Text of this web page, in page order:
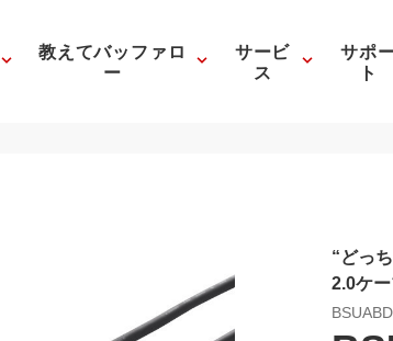
教えてバッファロ
ー
サービ
ス
サポ
ト
“どっ
2.0ケー